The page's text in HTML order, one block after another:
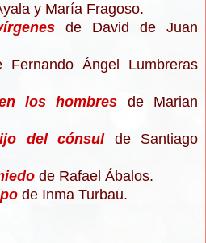
y María Fragoso.
írgenesde David de Juan
Ángel Lumbreras
los hombres de Marian
del cónsul de Santiago
de Rafae l Ábalos.
de Inma Turbau.